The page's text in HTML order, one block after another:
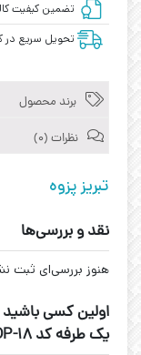
تضمین کیفیت
تحویل سریع در
برند محصول
نظرات (0)
تبریز پزوه
نقد و بررسی‌ها
هنوز بررسی‌ای ثبت
اولین کسی
یک طرفه کد OPS-3200-OP-18 تبریز پژوه”